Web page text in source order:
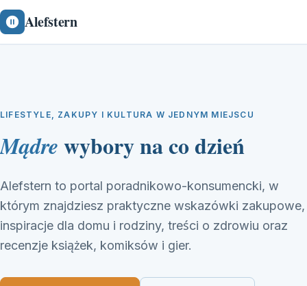
Alefstern
LIFESTYLE, ZAKUPY I KULTURA W JEDNYM MIEJSCU
Mądre wybory na co dzień
Alefstern to portal poradnikowo-konsumencki, w
którym znajdziesz praktyczne wskazówki zakupowe,
inspiracje dla domu i rodziny, treści o zdrowiu oraz
recenzje książek, komiksów i gier.